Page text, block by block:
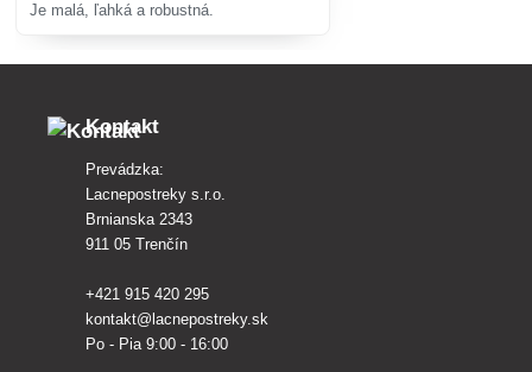
Je malá, ľahká a robustná.
Kontakt
Prevádzka:
Lacnepostreky s.r.o.
Brnianska 2343
911 05 Trenčín
+421 915 420 295
kontakt@lacnepostreky.sk
Po - Pia 9:00 - 16:00